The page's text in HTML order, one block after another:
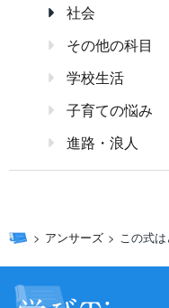
社会
その他の科目
学校生活
子育ての悩み
進路・浪人
アンサーズ この式